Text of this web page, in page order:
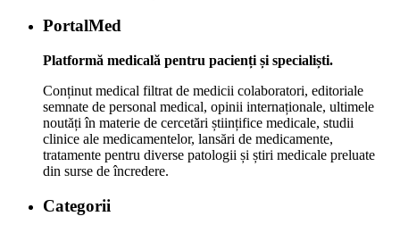
PortalMed
Platformă medicală pentru pacienți și specialiști.
Conținut medical filtrat de medicii colaboratori, editoriale
semnate de personal medical, opinii internaționale, ultimele
noutăți în materie de cercetări științifice medicale, studii
clinice ale medicamentelor, lansări de medicamente,
tratamente pentru diverse patologii și știri medicale preluate
din surse de încredere.
Categorii